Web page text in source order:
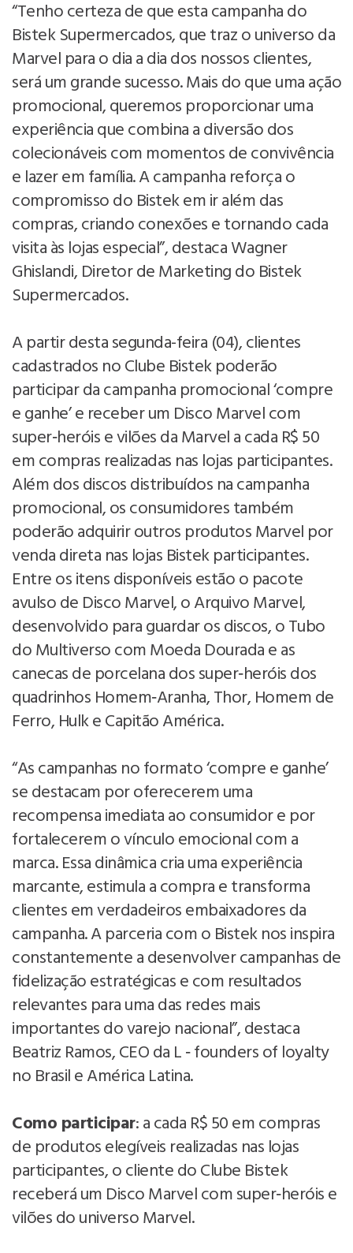
“Tenho certeza de que esta campanha do
Bistek Supermercados, que traz o universo da
Marvel para o dia a dia dos nossos clientes,
será um grande sucesso. Mais do que uma ação
promocional, queremos proporcionar uma
experiência que combina a diversão dos
colecionáveis com momentos de convivência
e lazer em família. A campanha reforça o
compromisso do Bistek em ir além das
compras, criando conexões e tornando cada
visita às lojas especial”, destaca Wagner
Ghislandi, Diretor de Marketing do Bistek
Supermercados.
A partir desta segunda-feira (04), clientes
cadastrados no Clube Bistek poderão
participar da campanha promocional ‘compre
e ganhe’ e receber um Disco Marvel com
super‑heróis e vilões da Marvel a cada R$ 50
em compras realizadas nas lojas participantes.
Além dos discos distribuídos na campanha
promocional, os consumidores também
poderão adquirir outros produtos Marvel por
venda direta nas lojas Bistek participantes.
Entre os itens disponíveis estão o pacote
avulso de Disco Marvel, o Arquivo Marvel,
desenvolvido para guardar os discos, o Tubo
do Multiverso com Moeda Dourada e as
canecas de porcelana dos super‑heróis dos
quadrinhos Homem‑Aranha, Thor, Homem de
Ferro, Hulk e Capitão América.
“As campanhas no formato ‘compre e ganhe’
se destacam por oferecerem uma
recompensa imediata ao consumidor e por
fortalecerem o vínculo emocional com a
marca. Essa dinâmica cria uma experiência
marcante, estimula a compra e transforma
clientes em verdadeiros embaixadores da
campanha. A parceria com o Bistek nos inspira
constantemente a desenvolver campanhas de
fidelização estratégicas e com resultados
relevantes para uma das redes mais
importantes do varejo nacional”, destaca
Beatriz Ramos, CEO da L ‑ founders of loyalty
no Brasil e América Latina.
Como participar: a cada R$ 50 em compras
de produtos elegíveis realizadas nas lojas
participantes, o cliente do Clube Bistek
receberá um Disco Marvel com super‑heróis e
vilões do universo Marvel.